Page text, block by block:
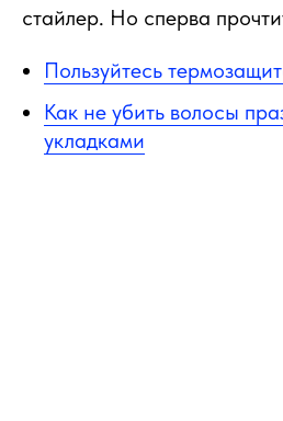
стайлер. Но сперва
Пользуйтесь
Как не убить волосы
укладками